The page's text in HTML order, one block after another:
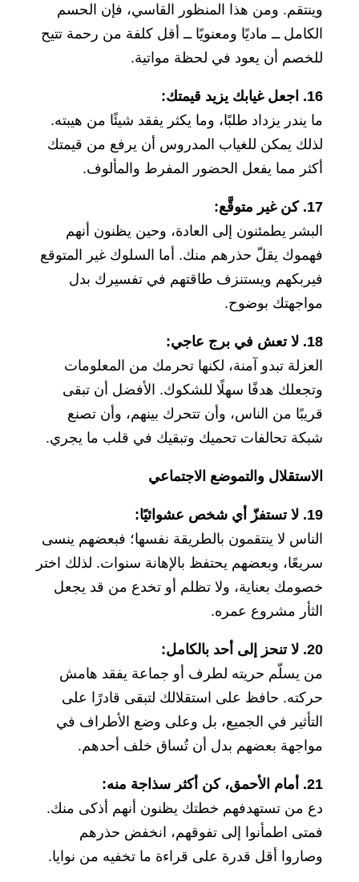
وينتقم. ومن هذا المنظور القاسي، فإن الحسم
الكامل ــ ماديًا ومعنويًا ــ أقل كلفة من رحمة تتيح
للخصم أن يعود في لحظة مواتية.
16. اجعل غيابك يزيد قيمتك:
ما يندر يزداد طلبًا، وما يكثر يفقد شيئًا من هيبته.
لذلك يمكن للغياب المدروس أن يرفع من قيمتك
أكثر مما يفعل الحضور المفرط والمألوف.
17. كن غير متوقَّع:
البشر يطمئنون إلى العادة، وحين يظنون أنهم
فهموك يقلّ حذرهم منك. أما السلوك غير المتوقع
فيربكهم ويستنزف طاقتهم في تفسيرك بدل
مواجهتك بوضوح.
18. لا تعش في برج عاجي:
العزلة تبدو آمنة، لكنها تحرمك من المعلومات
وتجعلك هدفًا سهلًا للشكوك. الأفضل أن تبقى
قريبًا من الناس، وأن تتحرك بينهم، وأن تصنع
شبكة تحالفات تحميك وتبقيك في قلب ما يجري.
الاستقلال والتموضع الاجتماعي
19. لا تستفزّ أي شخص عشوائيًا:
الناس لا ينتقمون بالطريقة نفسها؛ فبعضهم ينسى
سريعًا، وبعضهم يحتفظ بالإهانة سنوات. لذلك اختر
خصومك بعناية، ولا تظلم أو تخدع من قد يجعل
الثأر مشروع عمره.
20. لا تنحز إلى أحد بالكامل:
من يسلّم حريته لطرف أو جماعة يفقد هامش
حركته. حافظ على استقلالك لتبقى قادرًا على
التأثير في الجميع، بل وعلى وضع الأطراف في
مواجهة بعضهم بدل أن تُساق خلف أحدهم.
21. أمام الأحمق، كن أكثر سذاجة منه:
دع من تستهدفهم خطتك يظنون أنهم أذكى منك.
فمتى اطمأنوا إلى تفوقهم، انخفض حذرهم
وصاروا أقل قدرة على قراءة ما تخفيه من نوايا.